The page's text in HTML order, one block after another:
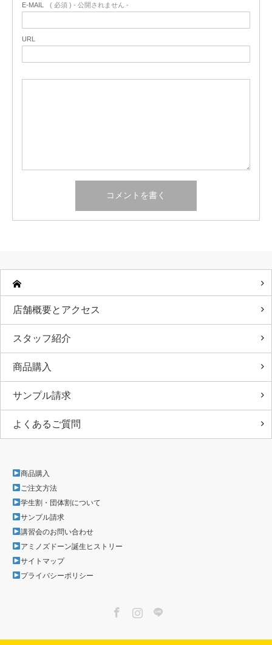
E-MAIL ( 必須 ) - 公開されません -
URL
店舗概要とアクセス
スタッフ紹介
商品購入
サンプル請求
よくあるご質問
商品購入
ご注文方法
学生割・団体割について
サンプル請求
講習会のお問い合わせ
アミノズドーン誕生ヒストリー
サイトマップ
プライバシーポリシー